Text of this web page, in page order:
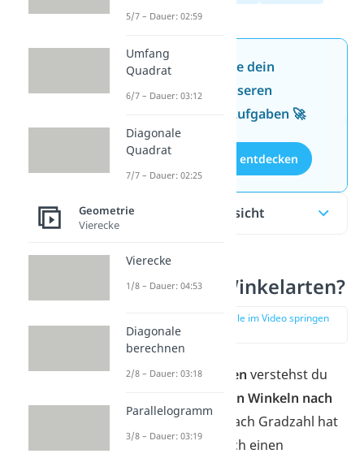
Jetzt neu: Teste dein
Wissen mit unseren
kostenlosen Aufgaben 🚀
Aufgaben entdecken
Inhaltsübersicht
Was sind Winkelarten?
zur Stelle im Video springen
UnterWinkelarten verstehst du
Einteilung von Winkeln nach
ihrer Größe
. Je nach Gradzahl hat
ein Winkel nämlich einen
5/7 – Dauer: 02:59
Umfang
Quadrat
6/7 – Dauer: 03:12
Diagonale
Quadrat
7/7 – Dauer: 02:25
Geometrie
Vierecke
Vierecke
1/8 – Dauer: 04:53
Diagonale
berechnen
2/8 – Dauer: 03:18
Parallelogramm
3/8 – Dauer: 03:19